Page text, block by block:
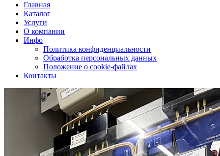
Главная
Каталог
Услуги
О компании
Инфо
Политика конфиденциальности
Обработка персональных данных
Положение о cookie-файлах
Контакты